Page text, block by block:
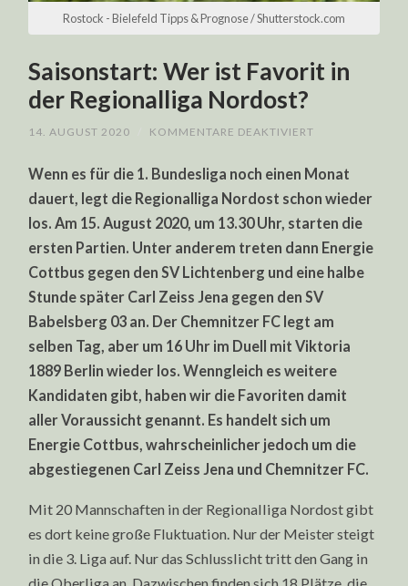
Rostock - Bielefeld Tipps & Prognose / Shutterstock.com
Saisonstart: Wer ist Favorit in
der Regionalliga Nordost?
14. AUGUST 2020 KOMMENTARE DEAKTIVIERT
IST
IN
REGIONALLIGA
NORDOST?
Wenn es für die 1. Bundesliga noch einen Monat
dauert, legt die Regionalliga Nordost schon wieder
los. Am 15. August 2020, um 13.30 Uhr, starten die
ersten Partien. Unter anderem treten dann Energie
Cottbus gegen den SV Lichtenberg und eine halbe
Stunde später Carl Zeiss Jena gegen den SV
Babelsberg 03 an. Der Chemnitzer FC legt am
selben Tag, aber um 16 Uhr im Duell mit Viktoria
1889 Berlin wieder los. Wenngleich es weitere
Kandidaten gibt, haben wir die Favoriten damit
aller Voraussicht genannt. Es handelt sich um
Energie Cottbus, wahrscheinlicher jedoch um die
abgestiegenen Carl Zeiss Jena und Chemnitzer FC.
Mit 20 Mannschaften in der Regionalliga Nordost gibt
es dort keine große Fluktuation. Nur der Meister steigt
in die 3. Liga auf. Nur das Schlusslicht tritt den Gang in